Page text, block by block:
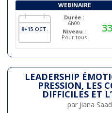
WEBINAIRE
8+15OCT.
Durée :
6h00
Niveau :
Pour tous
LEADERSHIP
PRESSION, LES
DIFFICILES ET
par Jiana